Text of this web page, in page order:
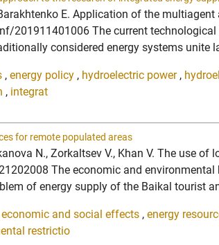
E. Application of the
201911401006 The current
considered energy systems unite
, energy policy , hydroelectric power,
, integrat
for remote populated areas
N., Zorkaltsev V., Khan V. The use
The economic and
of energy supply of the Baikal tourist
economic and social effects , energy
restrictio